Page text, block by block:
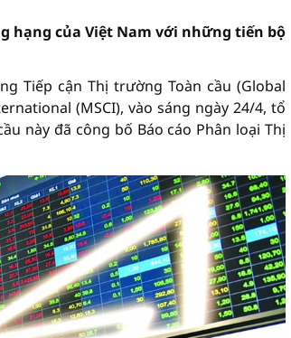
hạng của Việt Nam với những tiến bộ
Tiếp cận Thị trường Toàn cầu (Global
(MSCI), vào sáng ngày 24/4, tổ
này đã công bố Báo cáo Phân loại Thị